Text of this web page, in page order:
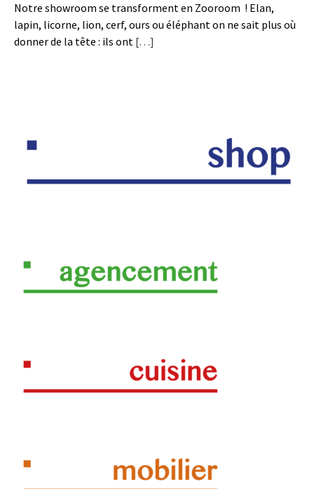
Notre showroom se transforment en Zooroom ! Elan,
lapin, licorne, lion, cerf, ours ou éléphant on ne sait plus où
donner de la tête : ils ont […]